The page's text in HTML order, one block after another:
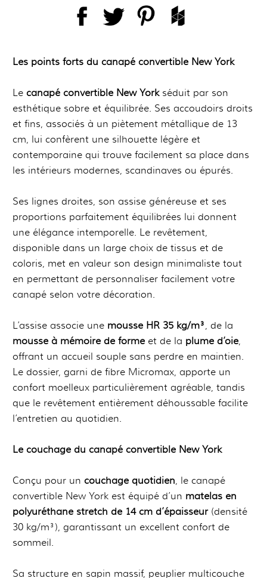
Les points forts du canapé convertible New York
Le canapé convertible New Yorkséduit par son
esthétique sobre et équilibrée. Ses accoudoirs droits
et fins, associés à un piètement métallique de 13
cm, lui confèrent une silhouette légère et
contemporaine qui trouve facilement sa place dans
les intérieurs modernes, scandinaves ou épurés.
Ses lignes droites, son assise généreuse et ses
proportions parfaitement équilibrées lui donnent
une élégance intemporelle. Le revêtement,
disponible dans un large choix de tissus et de
coloris, met en valeur son design minimaliste tout
en permettant de personnaliser facilement votre
canapé selon votre décoration.
L’assise associe une mousse HR 35 kg/m³, de la
mousse à mémoire de formeet de la plume d’oie,
offrant un accueil souple sans perdre en maintien.
Le dossier, garni de fibre Micromax, apporte un
confort moelleux particulièrement agréable, tandis
que le revêtement entièrement déhoussable facilite
l’entretien au quotidien.
Le couchage du canapé convertible New York
Conçu pour un couchage quotidien, le canapé
convertible New York est équipé d’un matelas en
polyuréthane stretch de 14 cm d’épaisseur(densité
30 kg/m³), garantissant un excellent confort de
sommeil.
Sa structure en sapin massif, peuplier multicouche